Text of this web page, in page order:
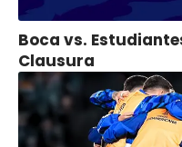
Boca vs.
Clausura